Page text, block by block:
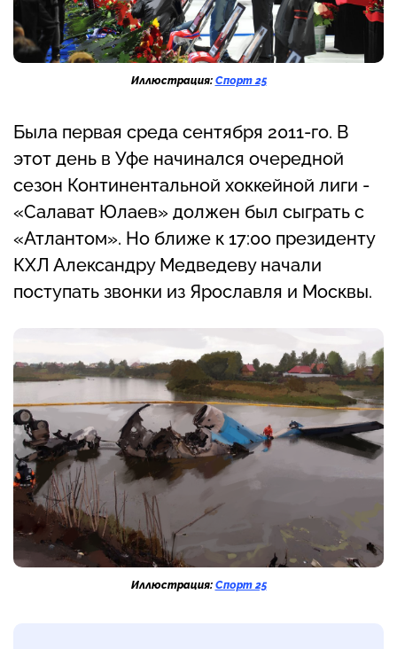
Иллюстрация: Спорт 25
Была первая среда сентября 2011-го. В
этот день в Уфе начинался очередной
сезон Континентальной хоккейной лиги -
«Салават Юлаев» должен был сыграть с
«Атлантом». Но ближе к 17:00 президенту
КХЛ Александру Медведеву начали
поступать звонки из Ярославля и Москвы.
Иллюстрация: Спорт 25